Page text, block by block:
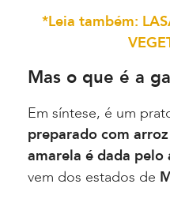
*Leia também:
Mas o que é a
Em síntese, é um
preparado com
amarela é dada pelo
vem dos estados de